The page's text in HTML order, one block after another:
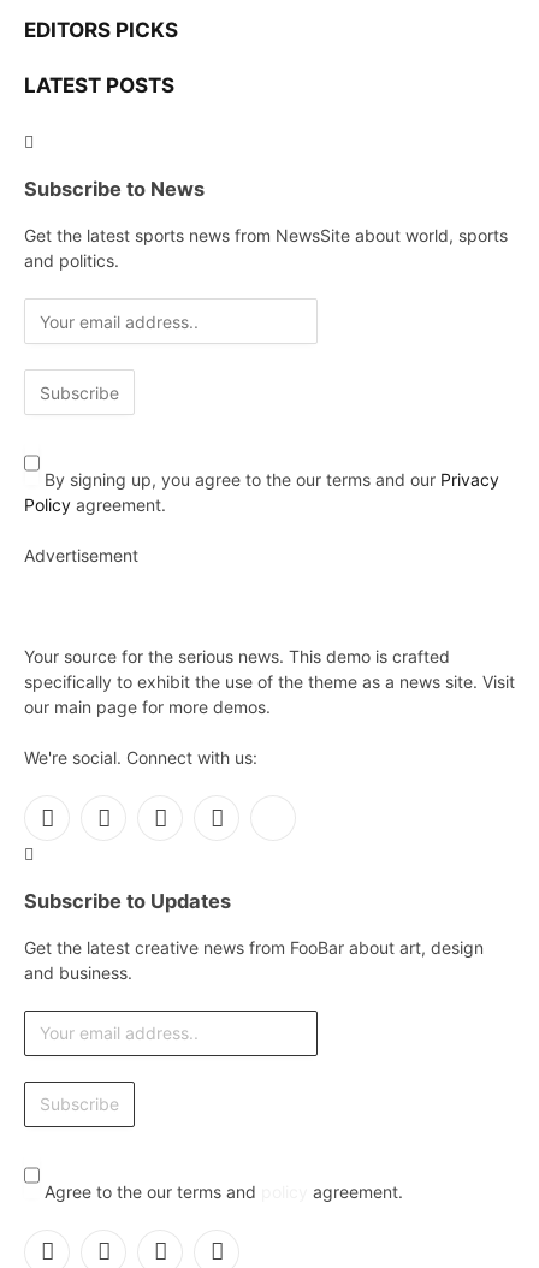
EDITORS PICKS
LATEST POSTS
Subscribe to News
Get the latest sports news from NewsSite about world, sports
and politics.
By signing up, you agree to the our terms and our Privacy
Policy agreement.
Advertisement
Your source for the serious news. This demo is crafted
specifically to exhibit the use of the theme as a news site. Visit
our main page for more demos.
We're social. Connect with us:
Facebook
X
InstagramPinterest
Subscribe to Updates
Get the latest creative news from FooBar about art, design
and business.
Agree to the our terms and agreement.
Facebook
X InstagramPinterest